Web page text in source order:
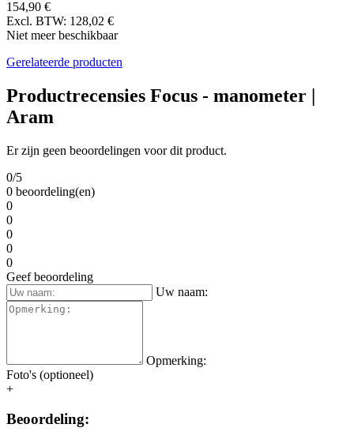
154,90 €
Excl. BTW: 128,02 €
Niet meer beschikbaar
Gerelateerde producten
Productrecensies Focus - manometer |
Aram
Er zijn geen beoordelingen voor dit product.
0/5
0 beoordeling(en)
0
0
0
0
0
Geef beoordeling
Uw naam:
Opmerking:
Foto's (optioneel)
+
Beoordeling: